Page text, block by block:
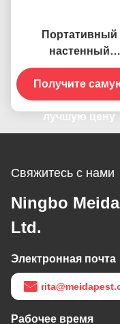
Портативный
настенный
электрический
УФ Убийца
Лампа для
насекомых
ловителей
Получите
лучшую цену
Свяжитесь с нами
Ningbo
Ltd.
Электронная почта
Рабочее время